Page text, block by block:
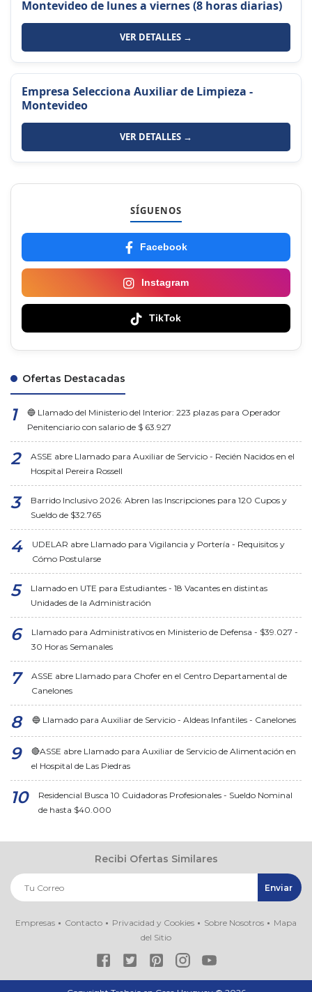
Montevideo de lunes a viernes (8 horas diarias)
VER DETALLES →
Empresa Selecciona Auxiliar de Limpieza -
Montevideo
VER DETALLES →
SÍGUENOS
Facebook
Instagram
TikTok
Ofertas Destacadas
🔵 Llamado del Ministerio del Interior: 223 plazas para Operador
Penitenciario con salario de $ 63.927
ASSE abre Llamado para Auxiliar de Servicio - Recién Nacidos en el
Hospital Pereira Rossell
Barrido Inclusivo 2026: Abren las Inscripciones para 120 Cupos y
Sueldo de $32.765
UDELAR abre Llamado para Vigilancia y Portería - Requisitos y
Cómo Postularse
Llamado en UTE para Estudiantes - 18 Vacantes en distintas
Unidades de la Administración
Llamado para Administrativos en Ministerio de Defensa - $39.027 -
30 Horas Semanales
ASSE abre Llamado para Chofer en el Centro Departamental de
Canelones
🔵 Llamado para Auxiliar de Servicio - Aldeas Infantiles - Canelones
🔴ASSE abre Llamado para Auxiliar de Servicio de Alimentación en
el Hospital de Las Piedras
Residencial Busca 10 Cuidadoras Profesionales - Sueldo Nominal
de hasta $40.000
Recibi Ofertas Similares
Empresas Contacto Privacidad y Cookies Sobre Nosotros
Mapa
del Sitio